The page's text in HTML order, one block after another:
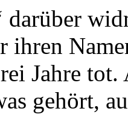
darüber
ihren
Jahre
gehört,